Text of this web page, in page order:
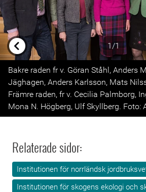
1/1
Previous
Bakre raden fr v. Göran Ståhl, Anders
Jäghagen, Anders Karlsson, Mats
Främre raden, fr v. Cecilia Palmborg,
Mona N. Högberg, Ulf Skyllberg. Foto:
Relaterade sidor:
Institutionen för norrländsk
Institutionen för skogens ekologi och